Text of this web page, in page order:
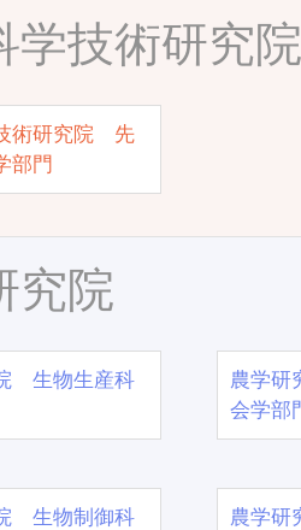
学技術研究
術研究院 先
部門
究院
生物生産科
農学
会学部
生物制御科
農学